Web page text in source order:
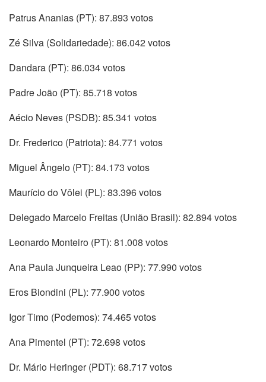
Patrus Ananias (PT): 87.893 votos
Zé Silva (Solidariedade): 86.042 votos
Dandara (PT): 86.034 votos
Padre João (PT): 85.718 votos
Aécio Neves (PSDB): 85.341 votos
Dr. Frederico (Patriota): 84.771 votos
Miguel Ângelo (PT): 84.173 votos
Maurício do Vôlei (PL): 83.396 votos
Delegado Marcelo Freitas (União Brasil): 82.894 votos
Leonardo Monteiro (PT): 81.008 votos
Ana Paula Junqueira Leao (PP): 77.990 votos
Eros Biondini (PL): 77.900 votos
Igor Timo (Podemos): 74.465 votos
Ana Pimentel (PT): 72.698 votos
Dr. Mário Heringer (PDT): 68.717 votos